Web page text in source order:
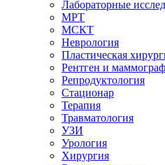
Лабораторные
МРТ
МСКТ
Неврология
Пластическая
Рентген и
Репродуктология
Стационар
Терапия
Травматология
УЗИ
Урология
Хирургия